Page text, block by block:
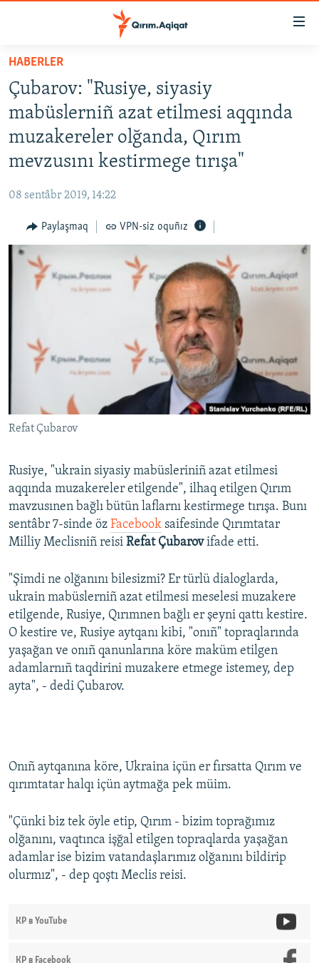
Esas
qaytmaq
Baş
navigatsiyağa
qaytmaq
Qıdıruvğa
HABERLER
SİYASET
İQTİSADİYAT
İNSAN AQLARI
VİDEO
SÜRET
BLOGLAR
Русский
Українською
QOŞULIÑIZ!
RFE/RS bütün saytları
HABERLER
Çubarov: "Rusiye, siyasiy
mabüslerniñ azat etilmesi aqqında
muzakereler olğanda, Qırım
mevzusını kestirmege tırışa"
08 sentâbr 2019, 14:22
Paylaşmaq VPN-siz oquñız
Refat Çubarov
Rusiye, "ukrain siyasiy mabüsleriniñ azat etilmesi
aqqında muzakereler etilgende", ilhaq etilgen Qırım
mavzusınen bağlı bütün laflarnı kestirmege tırışa. Bunı
sentâbr 7-sinde öz Facebook saifesinde Qırımtatar
Milliy Meclisniñ reisi Refat Çubarovifade etti.
"Şimdi ne olğanını bilesizmi? Er türlü dialoglarda,
ukrain mabüslerniñ azat etilmesi meselesi muzakere
etilgende, Rusiye, Qırımnen bağlı er şeyni qattı kestire.
O kestire ve, Rusiye aytqanı kibi, "onıñ" topraqlarında
yaşağan ve onıñ qanunlarına köre maküm etilgen
adamlarnıñ taqdirini muzakere etmege istemey, dep
ayta", - dedi Çubarov.
Onıñ aytqanına köre, Ukraina içün er fırsatta Qırım ve
qırımtatar halqı içün aytmağa pek müim.
"Çünki biz tek öyle etip, Qırım - bizim toprağımız
olğanını, vaqtınca işğal etilgen topraqlarda yaşağan
adamlar ise bizim vatandaşlarımız olğanını bildirip
olurmız", - dep qoştı Meclis reisi.
КР в YouTube
КР в Facebook